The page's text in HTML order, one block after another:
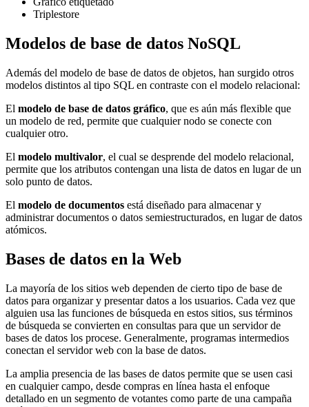
Triplestore
Modelos de base de datos NoSQL
Además del modelo de base de datos de objetos, han surgido otros
modelos distintos al tipo SQL en contraste con el modelo relacional:
El modelo de base de datos gráfico, que es aún más flexible que
un modelo de red, permite que cualquier nodo se conecte con
cualquier otro.
El modelo multivalor, el cual se desprende del modelo relacional,
permite que los atributos contengan una lista de datos en lugar de un
solo punto de datos.
El modelo de documentos está diseñado para almacenar y
administrar documentos o datos semiestructurados, en lugar de datos
atómicos.
Bases de datos en la Web
La mayoría de los sitios web dependen de cierto tipo de base de
datos para organizar y presentar datos a los usuarios. Cada vez que
alguien usa las funciones de búsqueda en estos sitios, sus términos
de búsqueda se convierten en consultas para que un servidor de
bases de datos los procese. Generalmente, programas intermedios
conectan el servidor web con la base de datos.
La amplia presencia de las bases de datos permite que se usen casi
en cualquier campo, desde compras en línea hasta el enfoque
detallado en un segmento de votantes como parte de una campaña